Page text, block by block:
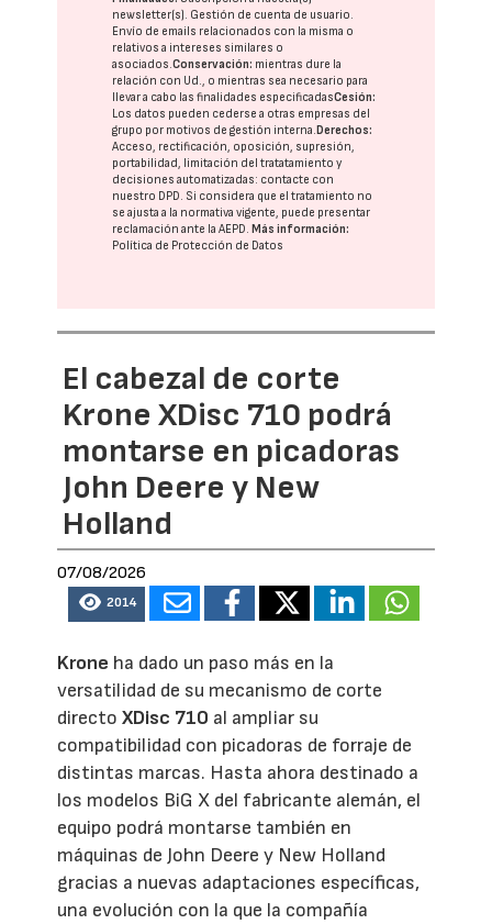
newsletter(s). Gestión de cuenta de usuario.
Envío de emails relacionados con la misma o
relativos a intereses similares o
asociados.Conservación: mientras dure la
relación con Ud., o mientras sea necesario para
llevar a cabo las finalidades especificadasCesión:
Los datos pueden cederse a otras empresas del
grupo por motivos de gestión interna.Derechos:
Acceso, rectificación, oposición, supresión,
portabilidad, limitación del tratatamiento y
decisiones automatizadas: contacte con
nuestro DPD . Si considera que el tratamiento no
se ajusta a la normativa vigente, puede presentar
reclamación ante laAEPD .Más información:
Política de Protección de Datos
El cabezal de corte
Krone XDisc 710 podrá
montarse en picadoras
John Deere y New
Holland
07/08/2026
2014
Krone ha dado un paso más en la
versatilidad de su mecanismo de corte
directoXDisc 710 al ampliar su
compatibilidad con picadoras de forraje de
distintas marcas. Hasta ahora destinado a
los modelos BiG X del fabricante alemán, el
equipo podrá montarse también en
máquinas de John Deere y New Holland
gracias a nuevas adaptaciones específicas,
una evolución con la que la compañía